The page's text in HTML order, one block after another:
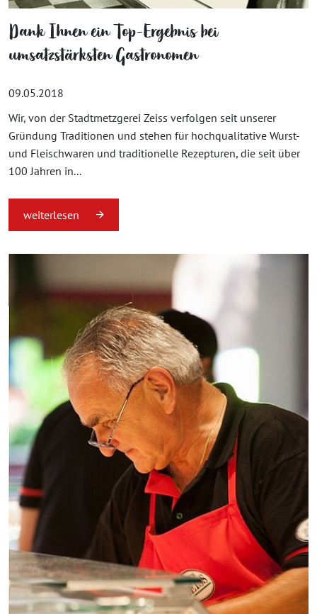
Dank Ihnen ein Top-Ergebnis bei
umsatzstärksten Gastronomen
09.05.2018
Wir, von der Stadtmetzgerei Zeiss verfolgen seit unserer
Gründung Traditionen und stehen für hochqualitative Wurst-
und Fleischwaren und traditionelle Rezepturen, die seit über
100 Jahren in...
weiterlesen